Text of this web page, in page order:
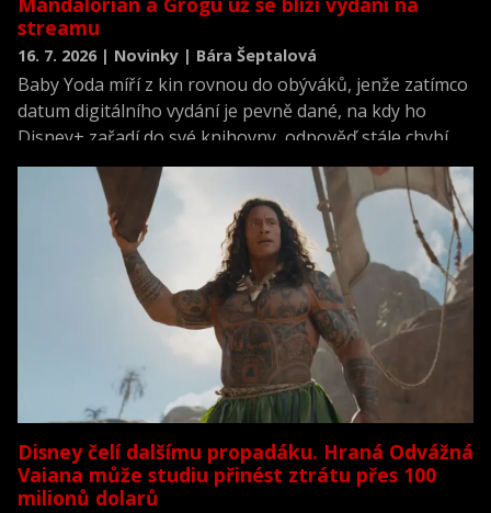
streamu
16. 7. 2026 | Novinky | Bára Šeptalová
Baby Yoda míří z kin rovnou do obýváků, jenže zatímco
datum digitálního vydání je pevně dané, na kdy ho
Disney+ zařadí do své knihovny, odpověď stále chybí.
Disney čelí dalšímu propadáku. Hraná Odvážná
Vaiana může studiu přinést ztrátu přes 100
milionů dolarů